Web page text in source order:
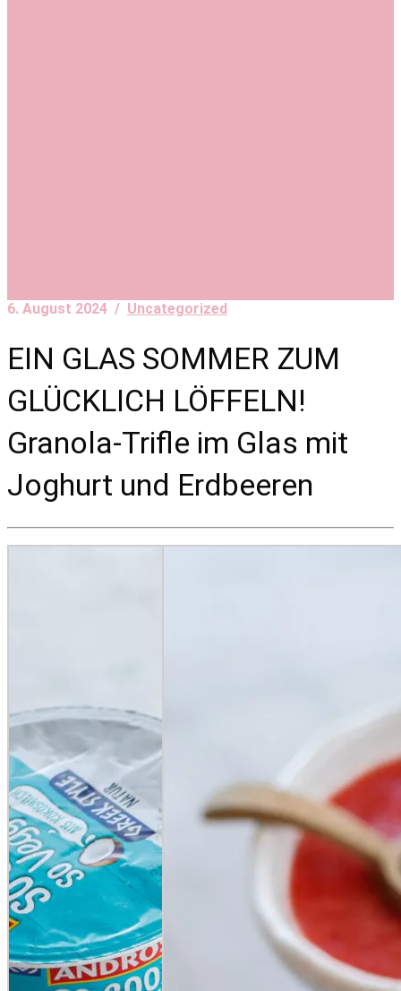
6. August 2024 / Uncategorized
EIN GLAS SOMMER ZUM
GLÜCKLICH LÖFFELN!
Granola-Trifle im Glas mit
Joghurt und Erdbeeren